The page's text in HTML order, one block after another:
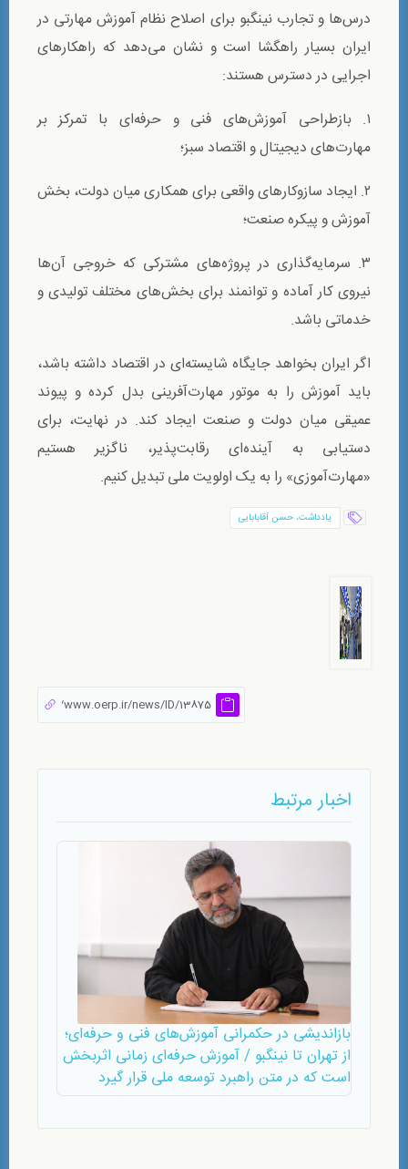
درس‌ها و تجارب نینگبو برای اصلاح نظام آموزش مهارتی در
ایران بسیار راهگشا است و نشان می‌دهد که راهکارهای
اجرایی در دسترس هستند:
۱. بازطراحی آموزش‌های فنی و حرفه‌ای با تمرکز بر
مهارت‌های دیجیتال و اقتصاد سبز؛
۲. ایجاد سازوکارهای واقعی برای همکاری میان دولت، بخش
آموزش و پیکره صنعت؛
۳. سرمایه‌گذاری در پروژه‌های مشترکی که خروجی آن‌ها
نیروی کار آماده و توانمند برای بخش‌های مختلف تولیدی و
خدماتی باشد.
اگر ایران بخواهد جایگاه شایسته‌ای در اقتصاد داشته باشد،
باید آموزش را به موتور مهارت‌آفرینی بدل کرده و پیوند
عمیقی میان دولت و صنعت ایجاد کند. در نهایت، برای
دستیابی به آینده‌ای رقابت‌پذیر، ناگزیر هستیم
«مهارت‌‌آموزی» را به یک اولویت ملی تبدیل کنیم.
يادداشت، حسن آقابابایی
اخبار مرتبط
بازاندیشی در حکمرانی آموزش‌های فنی و حرفه‌ای؛
از تهران تا نینگبو / آموزش حرفه‌ای زمانی اثربخش
است که در متن راهبرد توسعه ملی قرار گیرد